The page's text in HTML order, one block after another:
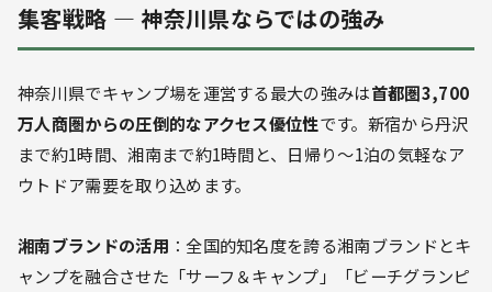
集客戦略 — 神奈川県ならではの強み
神奈川県でキャンプ場を運営する最大の強みは首都圏3,700
万人商圏からの圧倒的なアクセス優位性です。新宿から丹沢
まで約1時間、湘南まで約1時間と、日帰り〜1泊の気軽なア
ウトドア需要を取り込めます。
湘南ブランドの活用 ：全国的知名度を誇る湘南ブランドとキ
ャンプを融合させた「サーフ＆キャンプ」「ビーチグランピ